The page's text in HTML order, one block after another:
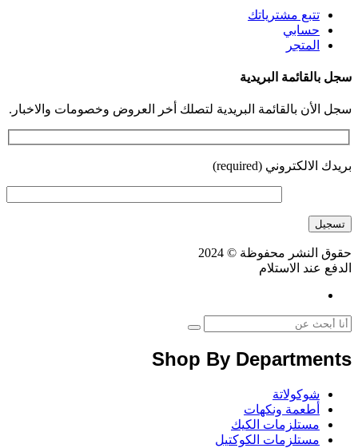
تتبع مشترياتك
حسابي
المتجر
سجل بالقائمة البريدية
سجل الأن بالقائمة البريدية لتصلك أخر العروض وخصومات والاخبار.
بريدك الالكتروني (required)
حقوق النشر محفوظة © 2024
الدفع عند الاستلام
Shop By Departments
شوكولاتة
أطعمة ونكهات
مستلزمات الكيك
مستلزمات الكوكتيل